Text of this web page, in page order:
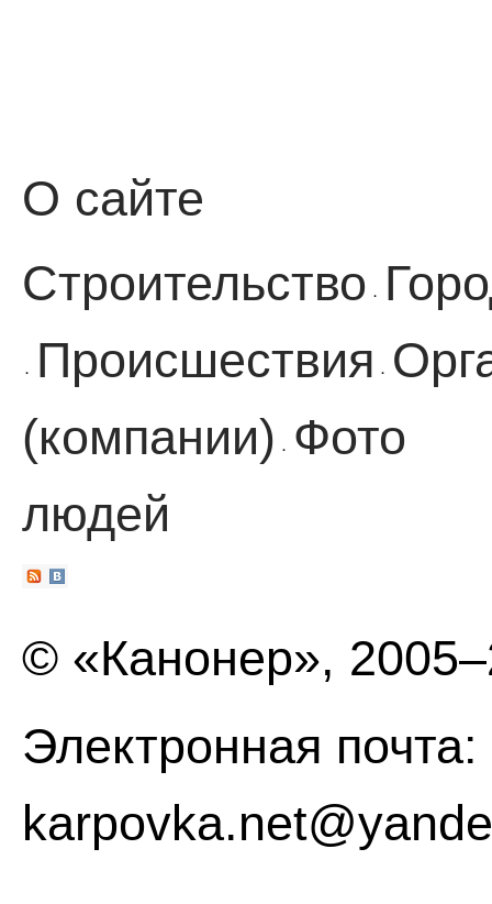
О сайте
Строительство ·
· Происшествия ·
(компании)
·
Фото
людей
© «Канонер»,
Электронная почта: